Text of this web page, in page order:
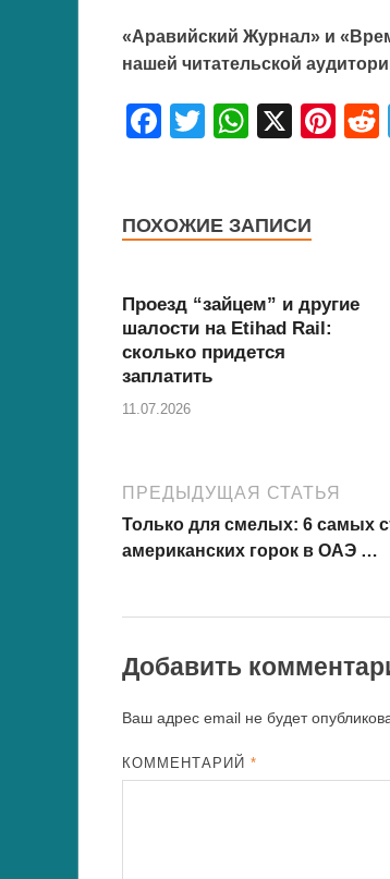
«Аравийский Журнал» и
нашей читательской
F
e
o
o
k
T
er
W
s
p
p
X
Pi
ПОХОЖИЕ ЗАПИСИ
Проезд “зайцем” и другие
шалости на Etihad Rail:
сколько придется
заплатить
11.07.2026
ПРЕДЫДУЩАЯ СТАТЬЯ
Только для смелых: 6 самых
американских горок в ОАЭ …
Добавить
Ваш адрес email не будет
КОММЕНТАРИЙ*